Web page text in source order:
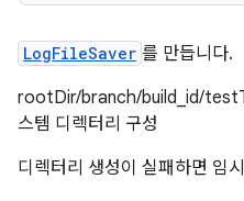
LogFileSaver 를 만듭니다.
rootDir/branch/build_id/
스템 디렉터리 구성
디렉터리 생성이 실패하면 임